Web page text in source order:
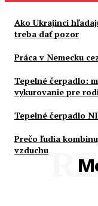
Ako Ukrajinci
treba dať pozor
Práca v Nemecku
Tepelné čerpadlo:
vykurovanie pre
Tepelné čerpadlo
Prečo ľudia
vzduchu